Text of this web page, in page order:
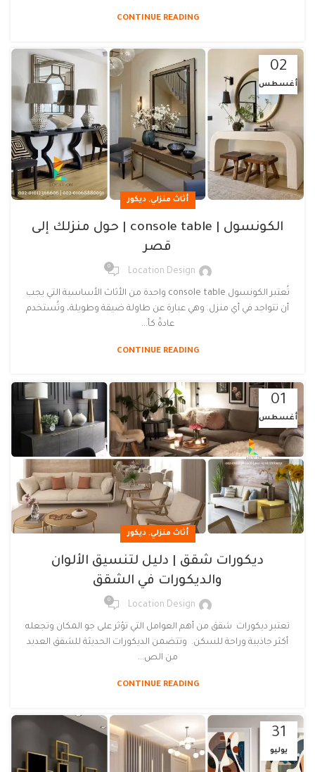
CONTINUE READING
02
أغسطس
أثاث منزلي, ديكور
الكونسول | console table | حول منزلك إلى
قصر
Location Design
0
تُعتبر الكونسول console table واحدة من الأثاث الأساسية التي يجب
أن تتواجد في أي منزل. وهي عبارة عن طاولة ضيقة وطويلة، وتُستخدم
عادةً كأ...
CONTINUE READING
01
أغسطس
أثاث منزلي, ديكور
ديكورات شقق | دليل لتنسيق الألوان
والديكورات في الشقق
Location Design
0
تعتبر ديكورات شقق من أهم العوامل التي تؤثر على جو المكان وتجعله
أكثر جاذبية وراحة للسكن. وتتضمن الديكورات الحديثة للشقق العديد
من الص...
CONTINUE READING
31
يوليو